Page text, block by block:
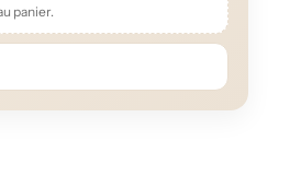
panier.